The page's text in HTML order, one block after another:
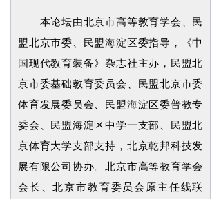
本论坛由北京市高等教育学会、民
盟北京市委、民盟海淀区委指导，《中
国现代教育装备》杂志社主办，民盟北
京市委基础教育委员会、民盟北京市委
体育发展委员会、民盟海淀区委普教专
委会、民盟海淀区中学一支部、民盟北
京体育大学支部支持，北京乾邦科技发
展有限公司协办。北京市高等教育学会
会长、北京市教育委员会原主任线联